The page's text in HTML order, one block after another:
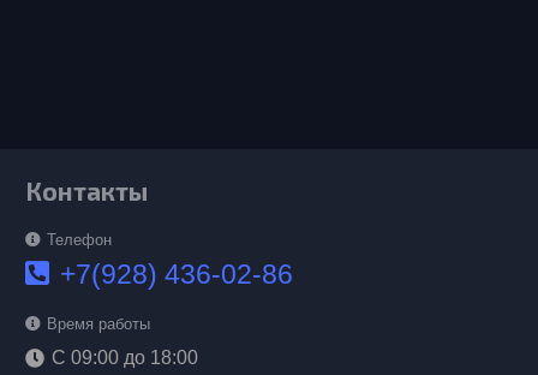
Контакты
Телефон
+7(928) 436-02-86
Время работы
С 09:00 до 18:00